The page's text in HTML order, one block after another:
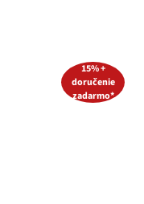
15% +
doručenie
zadarmo*